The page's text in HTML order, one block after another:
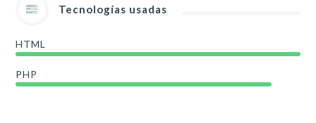
Tecnologías usadas
HTML
PHP